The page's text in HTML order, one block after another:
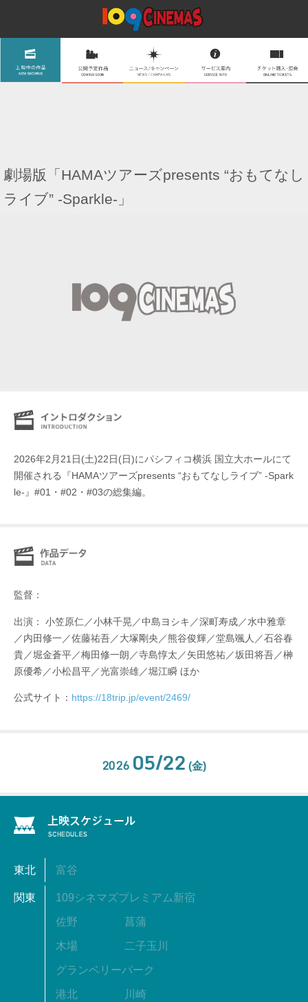
劇場版「HAMAツアーズpresents “おもてなし
ライブ” -Sparkle-」
2026年2月21日(土)22日(日)にパシフィコ横浜 国立大ホールにて
開催される『HAMAツアーズpresents “おもてなしライブ” -Spark
le-』#01・#02・#03の総集編。
監督：
出演： 小笠原仁／小林千晃／中島ヨシキ／深町寿成／水中雅章
／内田修一／佐藤祐吾／大塚剛央／熊谷俊輝／堂島颯人／石谷春
貴／堀金蒼平／梅田修一朗／寺島惇太／矢田悠祐／坂田将吾／榊
原優希／小松昌平／光富崇雄／堀江瞬 ほか
公式サイト： https://18trip.jp/event/2469/
2026 05/22 (金)
東北 富谷
関東 109シネマズプレミアム新宿
佐野 菖蒲
木場 二子玉川
グランベリーパーク
港北 川崎